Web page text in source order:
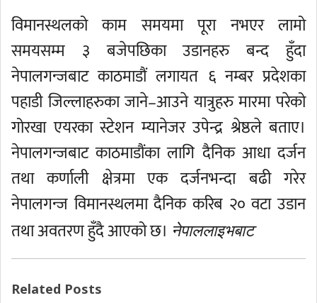
विमानस्थलको काम समयमा पूरा नभएर लामो
समयसम्म ३ बजेपछिका उडानहरु बन्द हुँदा
नेपालगन्जबाट काठमाडौं लगायत ६ नम्बर प्रदेशका
पहाडी जिल्लाहरुका जाने–आउने यात्रुहरु मारमा परेको
गोरखा एयरका स्टेशन म्यानेजर उपेन्द्र श्रेष्ठले बताए।
नेपालगन्जबाट काठमाडौंका लागि दैनिक आधा दर्जन
तथा कर्णाली क्षेत्रमा एक दर्जनभन्दा बढी गरेर
नेपालगन्ज विमानस्थलमा दैनिक करिब २० वटा उडान
तथा अवतरण हुँदै आएको छ। नेपाललाइभबाट
Related Posts